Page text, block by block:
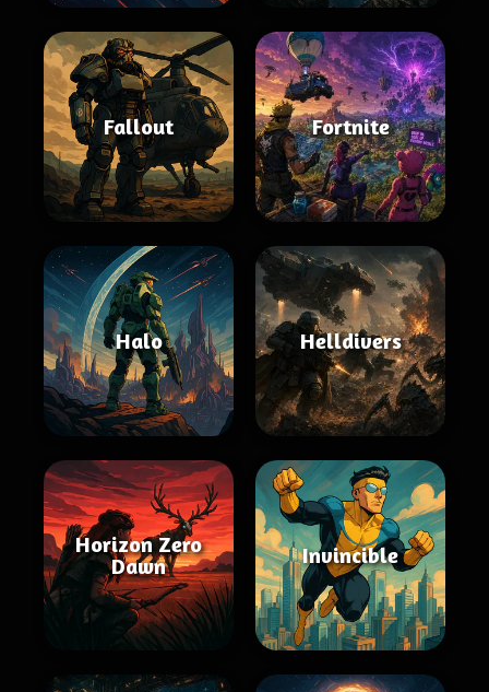
Fallout Fortnite
Halo Helldivers
Horizon Zero
Dawn
Invincible